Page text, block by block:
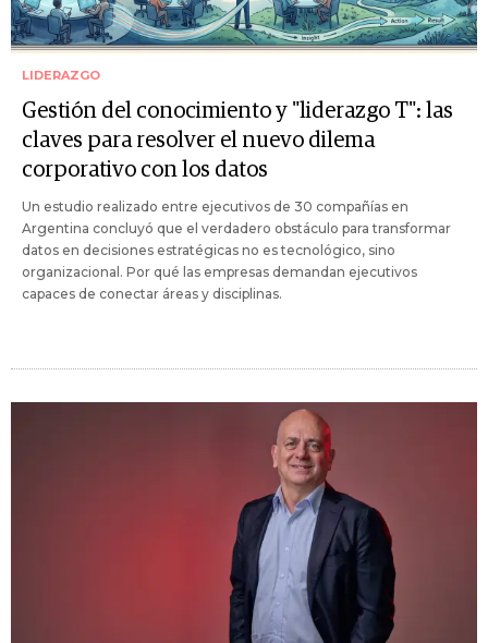
LIDERAZGO
Gestión del conocimiento y "liderazgo T": las
claves para resolver el nuevo dilema
corporativo con los datos
Un estudio realizado entre ejecutivos de 30 compañías en
Argentina concluyó que el verdadero obstáculo para transformar
datos en decisiones estratégicas no es tecnológico, sino
organizacional. Por qué las empresas demandan ejecutivos
capaces de conectar áreas y disciplinas.